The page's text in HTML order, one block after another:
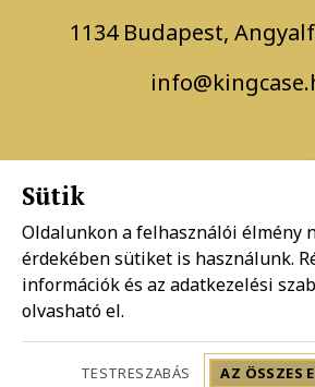
1134 Budapest,
Adatkezelési
Sütik
Oldalunkon a felhasználói élmény
érdekében sütiket is használunk.
információk és az adatkezelési
olvasható el.
TESTRESZABÁS AZ ÖSSZES